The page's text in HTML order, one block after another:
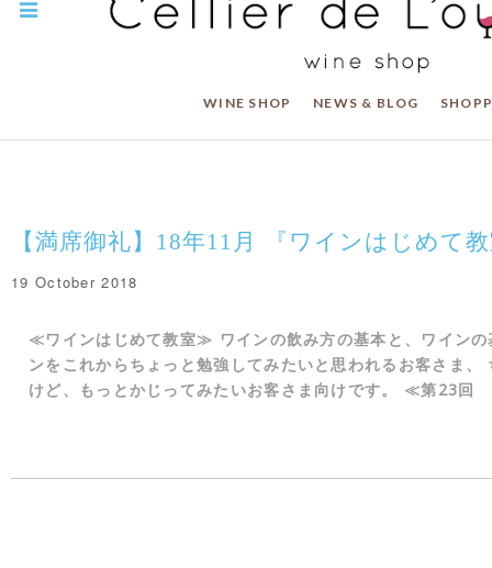
WINE SHOP NEWS & BLOG
【満席御礼】18年11月 『ワインはじめて
19 October 2018
≪ワインはじめて教室≫ ワインの飲み方の基本と、ワイン
ンをこれからちょっと勉強してみたいと思われるお客さま、
けど、もっとかじってみたいお客さま向けです。 ≪第23